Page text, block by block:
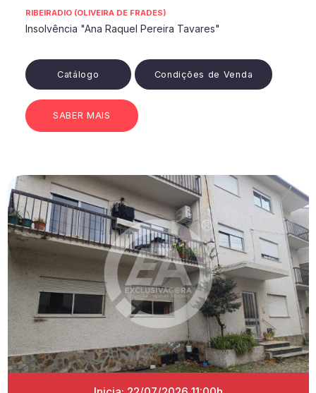
RIBEIRADIO (OLIVEIRA DE FRADES)
Insolvência "Ana Raquel Pereira Tavares"
Catálogo Condições de Venda
SABER MAIS